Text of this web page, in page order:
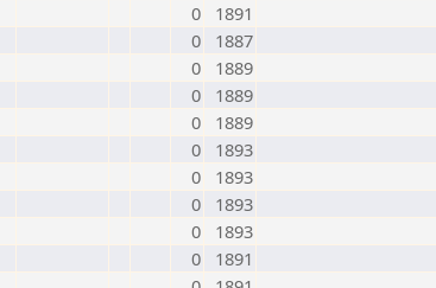
0
1891
0
1887
0
1889
0
1889
0
1889
0
1893
0
1893
0
1893
0
1893
0
1891